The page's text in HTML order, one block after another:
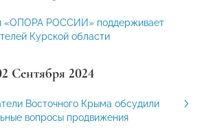
«ОПОРА РОССИИ» поддерживает
Курской области
Сентября 2024
Восточного Крыма обсудили
вопросы продвижения